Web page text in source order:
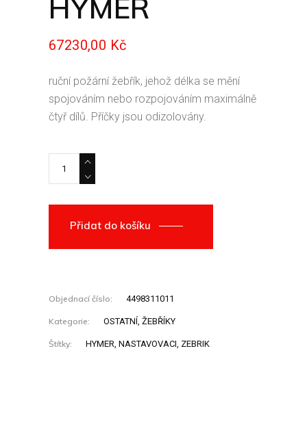
HYMER
67230,00 Kč
ruční požární žebřík, jehož délka se mění
spojováním nebo rozpojováním maximálně
čtyř dílů. Příčky jsou odizolovány.
Žebřík nastavovací ze slitin hliníku HYMER quantity
Přidat do košíku
Objednací číslo: 4498311011
Kategorie: OSTATNÍ, ŽEBŘÍKY
Štítky: HYMER, NASTAVOVACI, ZEBRIK